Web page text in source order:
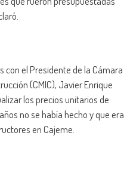
con el Presidente de la Cámara
(CMIC), Javier Enrique
los precios unitarios de
no se había hecho y que era
en Cajeme.